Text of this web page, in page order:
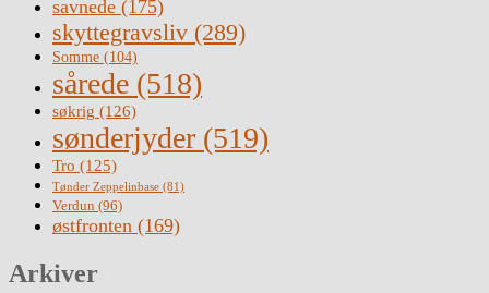
savnede (175)
skyttegravsliv (289)
Somme (104)
sårede (518)
søkrig (126)
sønderjyder (519)
Tro (125)
Tønder Zeppelinbase (81)
Verdun (96)
østfronten (169)
Arkiver